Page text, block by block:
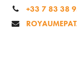
+33 7 83 38